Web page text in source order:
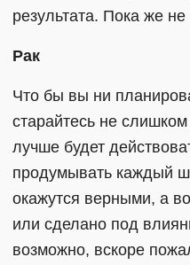
результата. Пока же
Рак
Что бы вы ни
старайтесь не
лучше будет
продумывать каждый
окажутся верными, а
или сделано под
возможно, вскоре